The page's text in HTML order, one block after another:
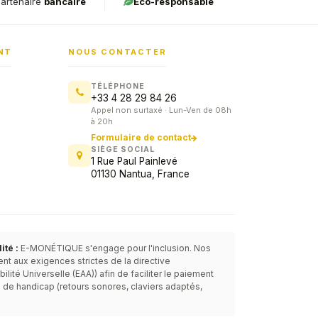
NOUS CONTACTER
TÉLÉPHONE
+33 4 28 29 84 26
Appel non surtaxé · Lun-Ven de 08h
à 20h
Formulaire de contact
SIÈGE SOCIAL
1 Rue Paul Painlevé
01130 Nantua, France
: E-MONÉTIQUE s'engage pour l'inclusion. Nos
aux exigences strictes de la directive
Universelle (EAA)) afin de faciliter le paiement
handicap (retours sonores, claviers adaptés,